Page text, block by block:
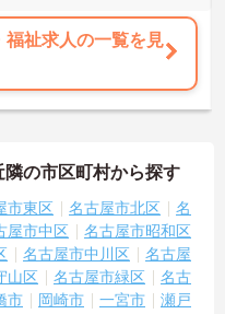
福祉求人の一覧を見
の市区町村から探す
市東区 名古屋市北区
名
屋市中区
名古屋市昭和区
名古屋市中川区
名古屋
山区 名古屋市緑区
名古
市 岡崎市 一宮市
瀬戸